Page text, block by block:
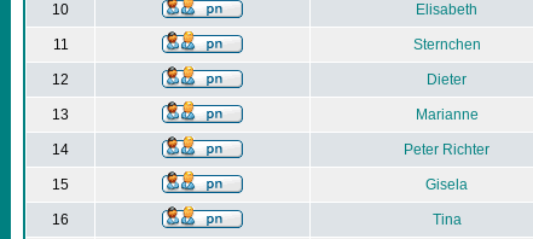
10 Elisabeth
11 Sternchen
12 Dieter
13 Marianne
14 Peter Richter
15 Gisela
16 Tina